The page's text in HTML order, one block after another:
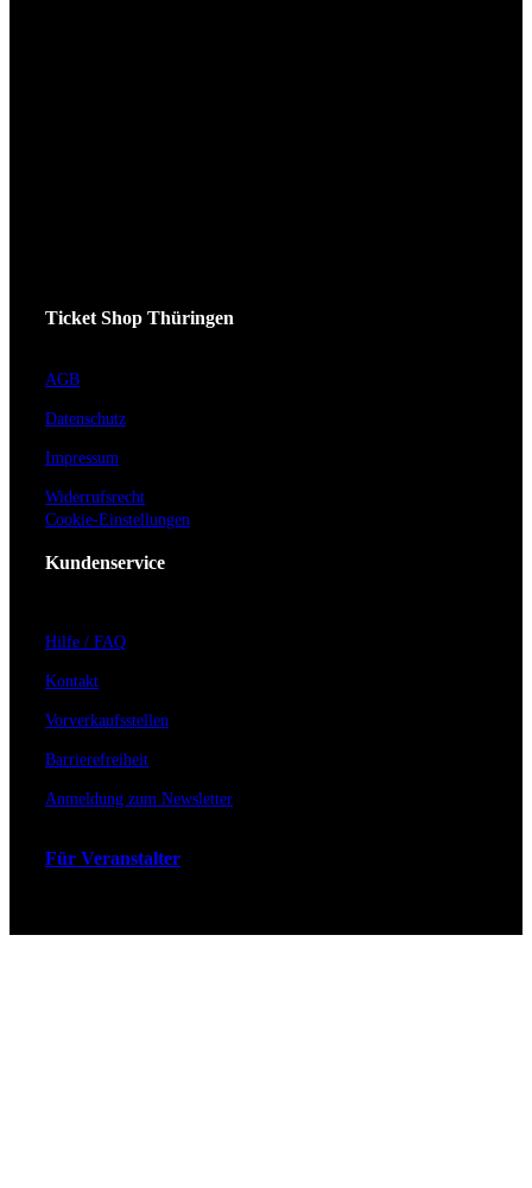
Ticket Shop Thüringen
AGB
Datenschutz
Impressum
Widerrufsrecht
Cookie-Einstellungen
Kundenservice
Hilfe / FAQ
Kontakt
Vorverkaufsstellen
Barrierefreiheit
Anmeldung zum Newsletter
Für Veranstalter